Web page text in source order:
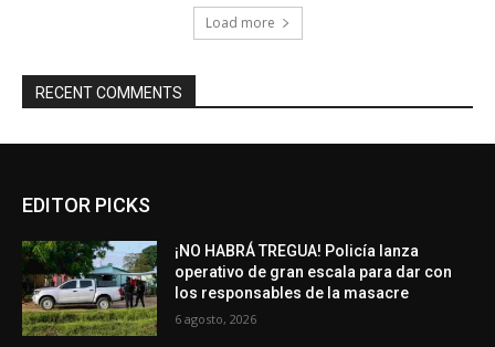
Load more
RECENT COMMENTS
EDITOR PICKS
¡NO HABRÁ TREGUA! Policía lanza
operativo de gran escala para dar con
los responsables de la masacre
6 agosto, 2026